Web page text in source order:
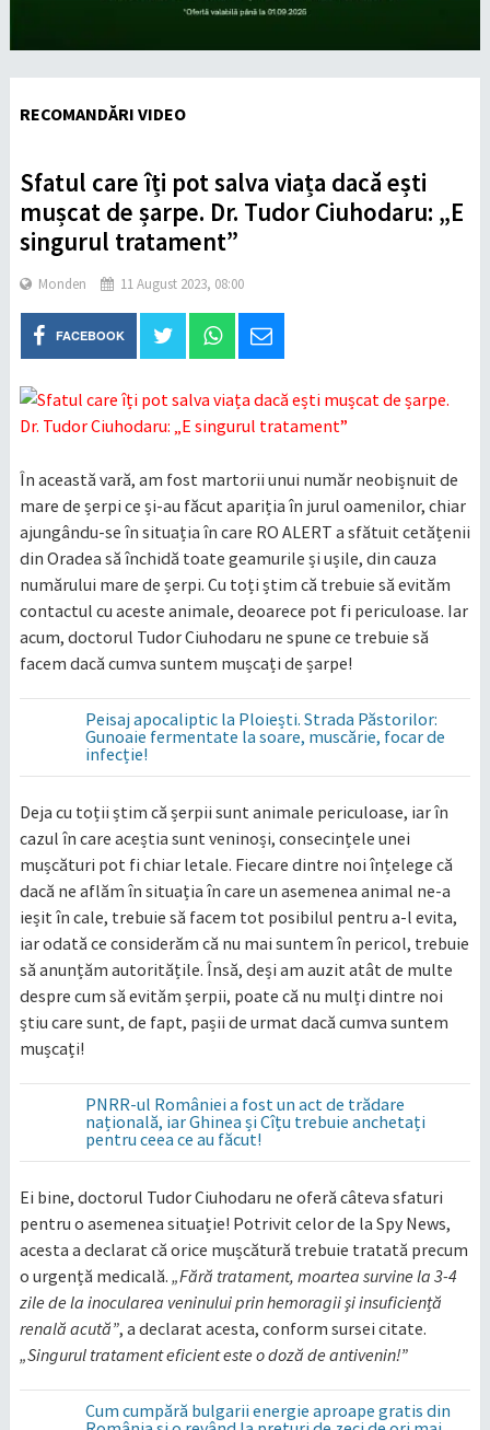
RECOMANDĂRI VIDEO
Sfatul care îți pot salva viața dacă ești
mușcat de șarpe. Dr. Tudor Ciuhodaru: „E
singurul tratament”
Monden 11 August 2023, 08:00
FACEBOOK
În această vară, am fost martorii unui număr neobișnuit de
mare de șerpi ce și-au făcut apariția în jurul oamenilor, chiar
ajungându-se în situația în care RO ALERT a sfătuit cetățenii
din Oradea să închidă toate geamurile și ușile, din cauza
numărului mare de șerpi. Cu toți știm că trebuie să evităm
contactul cu aceste animale, deoarece pot fi periculoase. Iar
acum, doctorul Tudor Ciuhodaru ne spune ce trebuie să
facem dacă cumva suntem mușcați de șarpe!
Peisaj apocaliptic la Ploiești. Strada Păstorilor:
Gunoaie fermentate la soare, muscărie, focar de
infecție!
Deja cu toții știm că șerpii sunt animale periculoase, iar în
cazul în care aceștia sunt veninoși, consecințele unei
mușcături pot fi chiar letale. Fiecare dintre noi înțelege că
dacă ne aflăm în situația în care un asemenea animal ne-a
ieșit în cale, trebuie să facem tot posibilul pentru a-l evita,
iar odată ce considerăm că nu mai suntem în pericol, trebuie
să anunțăm autoritățile. Însă, deși am auzit atât de multe
despre cum să evităm șerpii, poate că nu mulți dintre noi
știu care sunt, de fapt, pașii de urmat dacă cumva suntem
mușcați!
PNRR-ul României a fost un act de trădare
națională, iar Ghinea și Cîțu trebuie anchetați
pentru ceea ce au făcut!
Ei bine, doctorul Tudor Ciuhodaru ne oferă câteva sfaturi
pentru o asemenea situație! Potrivit celor de la Spy News,
acesta a declarat că orice mușcătură trebuie tratată precum
o urgență medicală. „Fără tratament, moartea survine la 3-4
zile de la inocularea veninului prin hemoragii şi insuficiență
renală acută”, a declarat acesta, conform sursei citate.
„Singurul tratament eficient este o doză de antivenin!”
Cum cumpără bulgarii energie aproape gratis din